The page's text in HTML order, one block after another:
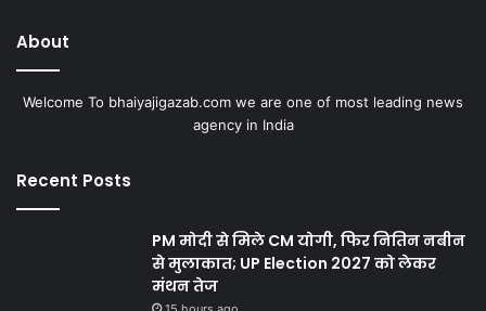
About
Welcome To bhaiyajigazab.com we are one of most leading news
agency in India
Recent Posts
PM मोदी से मिले CM योगी, फिर नितिन नबीन
से मुलाकात; UP Election 2027 को लेकर
मंथन तेज